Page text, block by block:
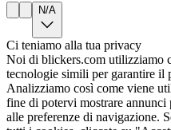
N/A
Ci teniamo alla tua privacy
Noi di blickers.com utilizziamo
tecnologie simili per garantire il
Analizziamo così come viene
fine di potervi mostrare
alle preferenze di navigazione.